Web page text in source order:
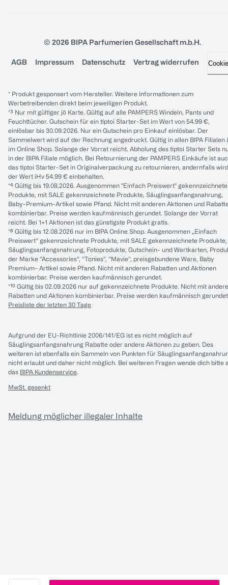
© 2026 BIPA Parfumerien Gesellschaft m.b.H.
AGB Impressum Datenschutz Vertrag widerrufen
* Produkt gesponsert vom Hersteller. Weitere Informationen zum
Werbetreibenden direkt beim jeweiligen Produkt.
*³ Nur mit gültiger jö Karte. Gültig auf alle PAMPERS Windeln, Pants und
Feuchttücher. Gutschein für ein tiptoi Starter-Set im Wert von 54.99 €,
einlösbar bis 30.09.2026. Nur ein Gutschein pro Einkauf einlösbar. Der
Sammelwert wird auf der Rechnung angedruckt. Gültig in allen BIPA Filialen
im Online Shop. Solange der Vorrat reicht. Abholung des tiptoi Starter Sets
in der BIPA Filiale möglich. Bei Retournierung der PAMPERS Einkäufe ist
das tiptoi Starter-Set in Originalverpackung zu retournieren, andernfalls wird
der Wert iHv 54.99 € einbehalten.
*⁴ Gültig bis 19.08.2026. Ausgenommen "Einfach Preiswert" gekennzeichnete
Produkte, mit SALE gekennzeichnete Produkte, Säuglingsanfangsnahrung,
Baby-Premium-Artikel sowie Pfand. Nicht mit anderen Aktionen und
kombinierbar. Preise werden kaufmännisch gerundet. Solange der Vorrat
reicht. Bei 1+1 Aktionen ist das günstigste Produkt gratis.
*⁸ Gültig bis 12.08.2026 nur im BIPA Online Shop. Ausgenommen „Einfach
Preiswert“ gekennzeichnete Produkte, mit SALE gekennzeichnete Produkte,
Säuglingsanfangsnahrung, Fotoprodukte, Gutschein- und Wertkarten,
der Marke “Accessories“, “Tonies“, “Mavie“, preisgebundene Ware, Baby
Premium- Artikel sowie Pfand. Nicht mit anderen Rabatten und Aktionen
kombinierbar. Preise werden kaufmännisch gerundet.
*¹⁰ Gültig bis 02.09.2026 nur auf gekennzeichnete Produkte. Nicht mit
Rabatten und Aktionen kombinierbar. Preise werden kaufmännisch
Preisliste der letzten 30 Tage
Aufgrund der EU-Richtlinie 2006/141/EG ist es nicht möglich auf
Säuglingsanfangsnahrung Rabatte oder andere Aktionen zu geben. Des
weiteren ist ebenfalls ein Sammeln von Punkten für
nicht erlaubt und daher nicht möglich. Bei weiteren Fragen wende dich bitte
das BIPA Kundenservice.
MwSt. gesenkt
Meldung möglicher illegaler Inhalte